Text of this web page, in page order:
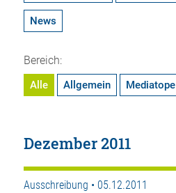
News
Bereich:
Alle Allgemein Mediatope
Dezember 2011
Ausschreibung • 05.12.2011